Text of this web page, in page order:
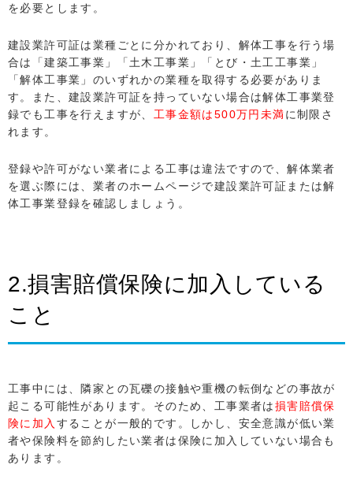
を必要とします。
建設業許可証は業種ごとに分かれており、解体工事を行う場
合は「建築工事業」「土木工事業」「とび・土工工事業」
「解体工事業」のいずれかの業種を取得する必要がありま
す。また、建設業許可証を持っていない場合は解体工事業登
録でも工事を行えますが、 工事金額は500万円未満に制限さ
れます。
登録や許可がない業者による工事は違法ですので、解体業者
を選ぶ際には、業者のホームページで建設業許可証または解
体工事業登録を確認しましょう。
2.損害賠償保険に加入している
こと
工事中には、隣家との瓦礫の接触や重機の転倒などの事故が
起こる可能性があります。そのため、工事業者は損害賠償保
険に加入 することが一般的です。しかし、安全意識が低い業
者や保険料を節約したい業者は保険に加入していない場合も
あります。